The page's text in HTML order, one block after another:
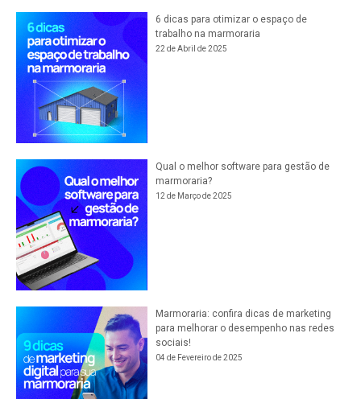
6 dicas para otimizar o espaço de
trabalho na marmoraria
22 de Abril de 2025
Qual o melhor software para gestão de
marmoraria?
12 de Março de 2025
Marmoraria: confira dicas de marketing
para melhorar o desempenho nas redes
sociais!
04 de Fevereiro de 2025